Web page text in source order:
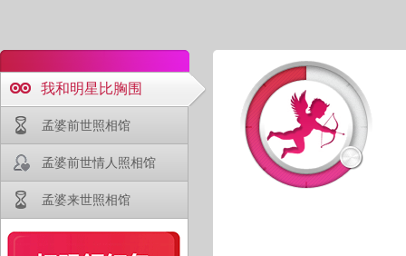
我和明星比胸围
孟婆前世照相馆
孟婆前世情人照相馆
孟婆来世照相馆